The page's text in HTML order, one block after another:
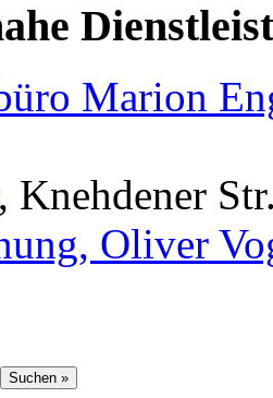
Marion
Knehdener
Oliver